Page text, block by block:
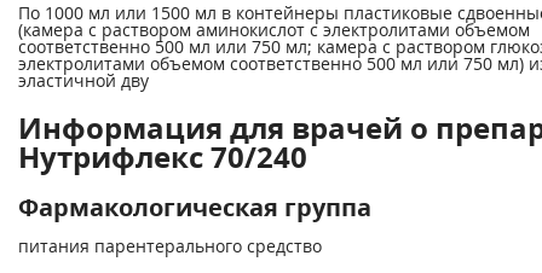
По 1000 мл или 1500 мл в контейнеры пластиковые
(камера с раствором аминокислот с электролитами объемом
соответственно 500 мл или 750 мл; камера с раствором
электролитами объемом соответственно 500 мл или 750 мл)
эластичной дву
Информация для врачей о
Нутрифлекс 70/240
Фармакологическая группа
питания парентерального средство